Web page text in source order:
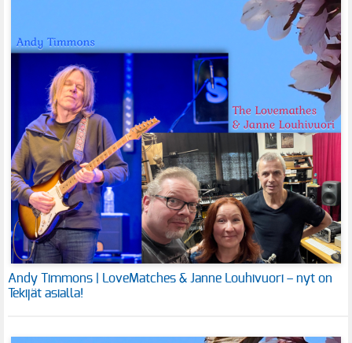
Andy Timmons | LoveMatches & Janne Louhivuori – nyt on
Tekijät asialla!